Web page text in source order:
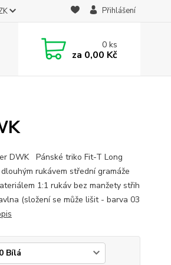
Přihlášení
0ks
za 0,00 Kč
DWK Pánské triko Fit-T Long
rukávem střední gramáže
1:1 rukáv bez manžety střih
(složení se může lišit - barva 03